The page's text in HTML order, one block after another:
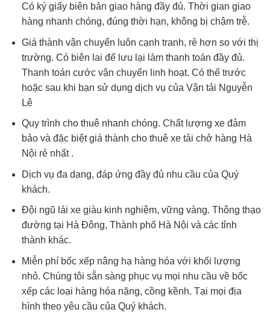
Có ký giấy biên bản giao hàng đầy đủ. Thời gian giao
hàng nhanh chóng, đúng thời hạn, không bị chậm trễ.
Giá thành vận chuyển luôn cạnh tranh, rẻ hơn so với thị
trường. Có biên lai để lưu lại làm thanh toán đầy đủ.
Thanh toán cước vận chuyển linh hoạt. Có thể trước
hoặc sau khi bạn sử dụng dịch vụ của Vận tải Nguyễn
Lê
Quy trình cho thuê nhanh chóng. Chất lượng xe đảm
bảo và đặc biệt giá thành cho thuê xe tải chở hàng Hà
Nội rẻ nhất .
Dịch vụ đa dạng, đáp ứng đầy đủ nhu cầu của Quý
khách.
Đội ngũ lái xe giàu kinh nghiệm, vững vàng. Thông thạo
đường tại Hà Đông, Thành phố Hà Nội và các tỉnh
thành khác.
Miễn phí bốc xếp nâng hạ hàng hóa với khối lượng
nhỏ. Chúng tôi sẵn sàng phục vụ mọi nhu cầu về bốc
xếp các loại hàng hóa nặng, cồng kềnh. Tại mọi địa
hình theo yêu cầu của Quý khách.